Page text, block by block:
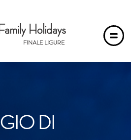
Holidays
FINALE LIGURE
DI